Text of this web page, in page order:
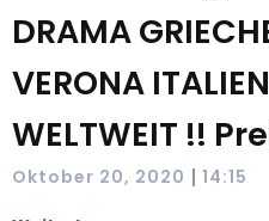
DRAMA
VERONA
WELTWEIT !!
Oktober 20, 2020 | 14:15